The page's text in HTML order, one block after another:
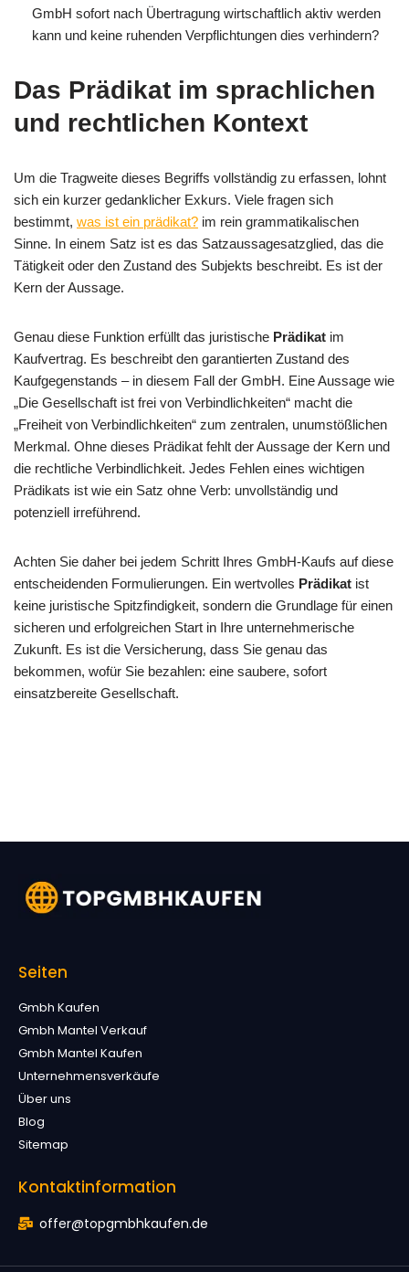
GmbH sofort nach Übertragung wirtschaftlich aktiv werden
kann und keine ruhenden Verpflichtungen dies verhindern?
Das Prädikat im sprachlichen
und rechtlichen Kontext
Um die Tragweite dieses Begriffs vollständig zu erfassen, lohnt
sich ein kurzer gedanklicher Exkurs. Viele fragen sich
bestimmt, was ist ein prädikat? im rein grammatikalischen
Sinne. In einem Satz ist es das Satzaussagesatzglied, das die
Tätigkeit oder den Zustand des Subjekts beschreibt. Es ist der
Kern der Aussage.
Genau diese Funktion erfüllt das juristische Prädikat im
Kaufvertrag. Es beschreibt den garantierten Zustand des
Kaufgegenstands – in diesem Fall der GmbH. Eine Aussage wie
„Die Gesellschaft ist frei von Verbindlichkeiten“ macht die
„Freiheit von Verbindlichkeiten“ zum zentralen, unumstößlichen
Merkmal. Ohne dieses Prädikat fehlt der Aussage der Kern und
die rechtliche Verbindlichkeit. Jedes Fehlen eines wichtigen
Prädikats ist wie ein Satz ohne Verb: unvollständig und
potenziell irreführend.
Achten Sie daher bei jedem Schritt Ihres GmbH-Kaufs auf diese
entscheidenden Formulierungen. Ein wertvolles Prädikat ist
keine juristische Spitzfindigkeit, sondern die Grundlage für einen
sicheren und erfolgreichen Start in Ihre unternehmerische
Zukunft. Es ist die Versicherung, dass Sie genau das
bekommen, wofür Sie bezahlen: eine saubere, sofort
einsatzbereite Gesellschaft.
Seiten
Gmbh Kaufen
Gmbh Mantel Verkauf
Gmbh Mantel Kaufen
Unternehmensverkäufe
Über uns
Blog
Sitemap
Kontaktinformation
offer@topgmbhkaufen.de